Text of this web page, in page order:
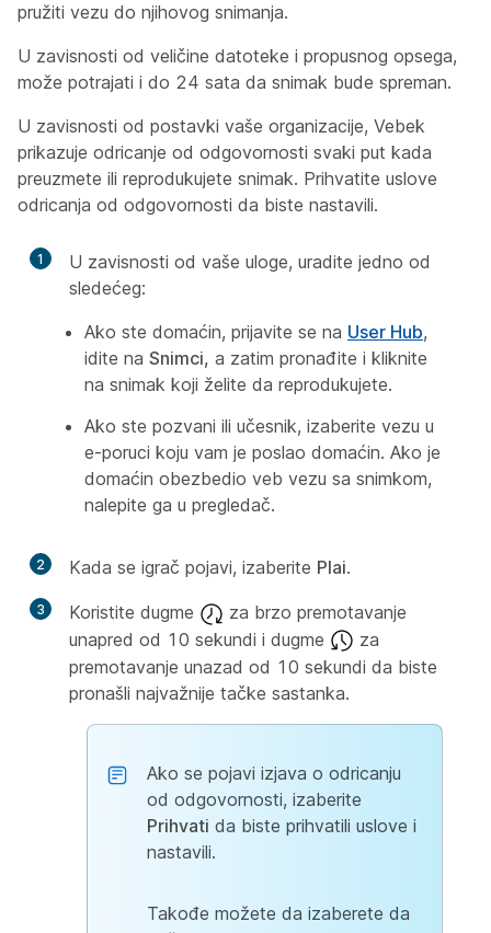
pružiti vezu do njihovog snimanja.
U zavisnosti od veličine datoteke i propusnog opsega,
može potrajati i do 24 sata da snimak bude spreman.
U zavisnosti od postavki vaše organizacije, Vebek
prikazuje odricanje od odgovornosti svaki put kada
preuzmete ili reprodukujete snimak. Prihvatite uslove
odricanja od odgovornosti da biste nastavili.
1
U zavisnosti od vaše uloge, uradite jedno od
sledećeg:
Ako ste domaćin, prijavite se na User Hub,
idite na Snimci, a zatim pronađite i kliknite
na snimak koji želite da reprodukujete.
Ako ste pozvani ili učesnik, izaberite vezu u
e-poruci koju vam je poslao domaćin. Ako je
domaćin obezbedio veb vezu sa snimkom,
nalepite ga u pregledač.
2 Kada se igrač pojavi, izaberite Plai.
3 Koristite dugme
za brzo premotavanje
unapred od 10 sekundi i dugme
za
premotavanje unazad od 10 sekundi da biste
pronašli najvažnije tačke sastanka.
Ako se pojavi izjava o odricanju
od odgovornosti, izaberite
Prihvati da biste prihvatili uslove i
nastavili.
Takođe možete da izaberete da